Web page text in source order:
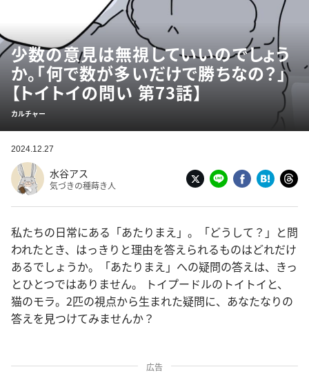
少数の意見は無視していいのでしょう
か。「何で数が多いだけで勝ちなの？」
【トイトイの問い 第73話】
カルチャー
2024.12.27
水谷アス
気づきの種蒔き人
私たちの日常にある「あたりまえ」。「どうして？」と問
われたとき、はっきりと理由を答えられるものはどれだけ
あるでしょうか。「あたりまえ」への疑問の答えは、きっ
とひとつではありません。 トイプードルのトイトイと、
猫のモラ。2匹の視点から生まれた疑問に、あなたなりの
答えを見つけてみませんか？
広告